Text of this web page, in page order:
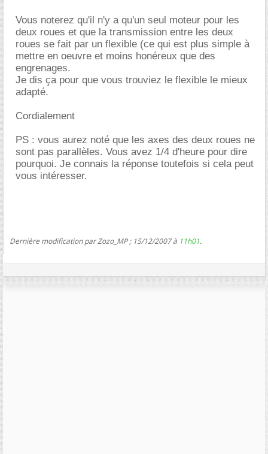
Vous noterez qu'il n'y a qu'un seul moteur pour les
deux roues et que la transmission entre les deux
roues se fait par un flexible (ce qui est plus simple à
mettre en oeuvre et moins honéreux que des
engrenages.
Je dis ça pour que vous trouviez le flexible le mieux
adapté.
Cordialement
PS : vous aurez noté que les axes des deux roues ne
sont pas parallèles. Vous avez 1/4 d'heure pour dire
pourquoi. Je connais la réponse toutefois si cela peut
vous intéresser.
Dernière modification par Zozo_MP ; 15/12/2007 à 11h01.